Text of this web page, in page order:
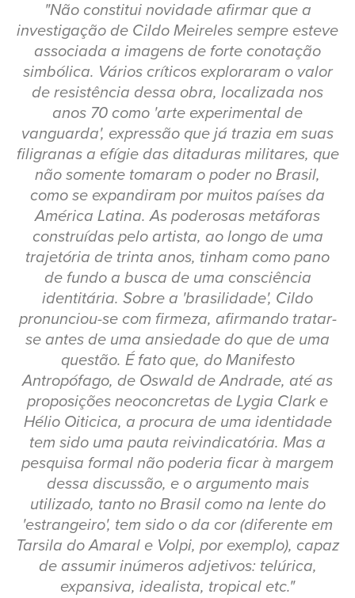
"Não constitui novidade afirmar que a
investigação de Cildo Meireles sempre esteve
associada a imagens de forte conotação
simbólica. Vários críticos exploraram o valor
de resistência dessa obra, localizada nos
anos 70 como 'arte experimental de
vanguarda', expressão que já trazia em suas
filigranas a efígie das ditaduras militares, que
não somente tomaram o poder no Brasil,
como se expandiram por muitos países da
América Latina. As poderosas metáforas
construídas pelo artista, ao longo de uma
trajetória de trinta anos, tinham como pano
de fundo a busca de uma consciência
identitária. Sobre a 'brasilidade', Cildo
pronunciou-se com firmeza, afirmando tratar-
se antes de uma ansiedade do que de uma
questão. É fato que, do Manifesto
Antropófago, de Oswald de Andrade, até as
proposições neoconcretas de Lygia Clark e
Hélio Oiticica, a procura de uma identidade
tem sido uma pauta reivindicatória. Mas a
pesquisa formal não poderia ficar à margem
dessa discussão, e o argumento mais
utilizado, tanto no Brasil como na lente do
'estrangeiro', tem sido o da cor (diferente em
Tarsila do Amaral e Volpi, por exemplo), capaz
de assumir inúmeros adjetivos: telúrica,
expansiva, idealista, tropical etc."